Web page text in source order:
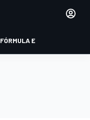
FÓRMULA E